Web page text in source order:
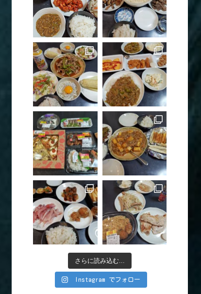
さらに読み込む...
Instagram でフォロー